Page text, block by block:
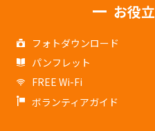
お役
フォトダウンロード
パンフレット
FREE Wi-Fi
ボランティアガイド